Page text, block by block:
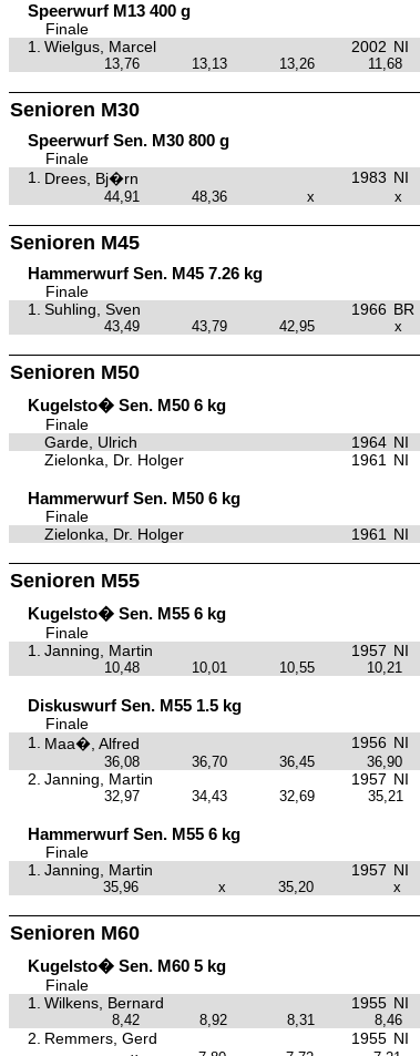
Speerwurf M13 400 g
Finale
1.
Wielgus, Marcel 2002 NI
13,76
13,13 13,26 11,68
Senioren M30
Speerwurf Sen. M30 800 g
Finale
1.
Drees, Bj�rn 1983 NI
44,91
48,36 x x
Senioren M45
Hammerwurf Sen. M45 7.26 kg
Finale
1.
Suhling, Sven 1966 BR
43,49
43,79 42,95 x
Senioren M50
Kugelsto� Sen. M50 6 kg
Finale
Garde, Ulrich
1964 NI
Zielonka, Dr. Holger
1961 NI
Hammerwurf Sen. M50 6 kg
Finale
Zielonka, Dr. Holger
1961 NI
Senioren M55
Kugelsto� Sen. M55 6 kg
Finale
1.
Janning, Martin 1957 NI
10,48
10,01 10,55 10,21
Diskuswurf Sen. M55 1.5 kg
Finale
1.
Maa�, Alfred 1956 NI
36,08
36,70 36,45 36,90
2. Janning, Martin 1957 NI
32,97
34,43 32,69 35,21
Hammerwurf Sen. M55 6 kg
Finale
1.
Janning, Martin 1957 NI
35,96
x 35,20 x
Senioren M60
Kugelsto� Sen. M60 5 kg
Finale
1.
Wilkens, Bernard 1955 NI
8,42
8,92 8,31 8,46
2. Remmers, Gerd 1955 NI